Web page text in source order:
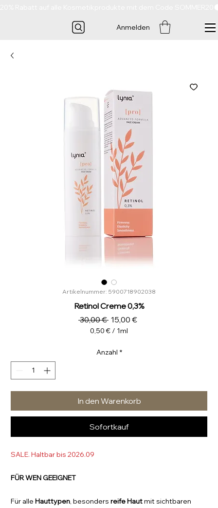
Anmelden
Artikelnummer: 5900718902038
Retinol Creme 0,3%
30,00 € Standardpreis
15,00 €Sale-
0,50 € / 1ml
pro
Anzahl *
In den Warenkorb
Sofortkauf
SALE. Haltbar bis 2026.09
FÜR WEN GEEIGNET
Für alle Hauttypen, besondersreife Hautmit sichtbaren